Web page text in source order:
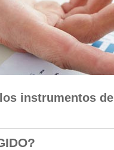
instrumentos